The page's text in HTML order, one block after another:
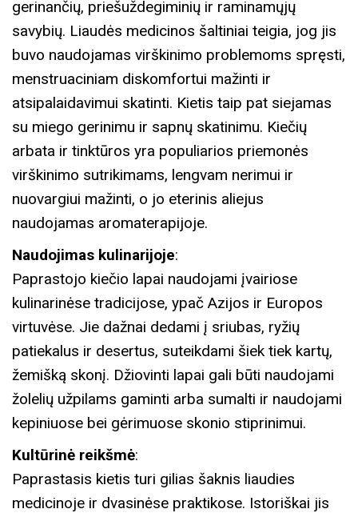
t
y
gerinančių, priešuždegiminių ir raminamųjų
savybių. Liaudės medicinos šaltiniai teigia, jog jis
buvo naudojamas virškinimo problemoms spręsti,
menstruaciniam diskomfortui mažinti ir
atsipalaidavimui skatinti. Kietis taip pat siejamas
su miego gerinimu ir sapnų skatinimu. Kiečių
arbata ir tinktūros yra populiarios priemonės
virškinimo sutrikimams, lengvam nerimui ir
nuovargiui mažinti, o jo eterinis aliejus
naudojamas aromaterapijoje.
Naudojimas kulinarijoje:
Paprastojo kiečio lapai naudojami įvairiose
kulinarinėse tradicijose, ypač Azijos ir Europos
virtuvėse. Jie dažnai dedami į sriubas, ryžių
patiekalus ir desertus, suteikdami šiek tiek kartų,
žemišką skonį. Džiovinti lapai gali būti naudojami
žolelių užpilams gaminti arba sumalti ir naudojami
kepiniuose bei gėrimuose skonio stiprinimui.
Kultūrinė reikšmė:
Paprastasis kietis turi gilias šaknis liaudies
medicinoje ir dvasinėse praktikose. Istoriškai jis